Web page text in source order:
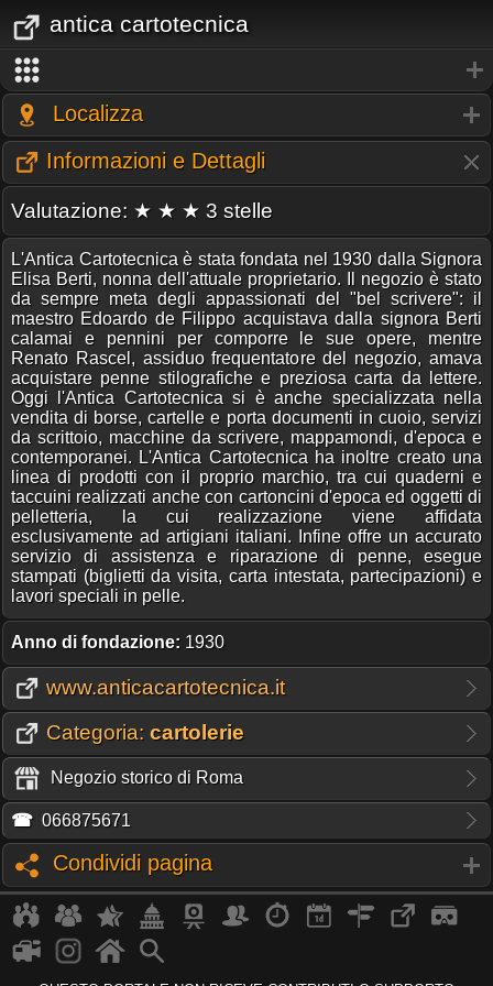
antica cartotecnica
Localizza
Informazioni e Dettagli
Valutazione: ★ ★ ★ 3 stelle
L'Antica Cartotecnica è stata fondata nel 1930 dalla Signora
Elisa Berti, nonna dell'attuale proprietario. Il negozio è stato
da sempre meta degli appassionati del "bel scrivere": il
maestro Edoardo de Filippo acquistava dalla signora Berti
calamai e pennini per comporre le sue opere, mentre
Renato Rascel, assiduo frequentatore del negozio, amava
acquistare penne stilografiche e preziosa carta da lettere.
Oggi l'Antica Cartotecnica si è anche specializzata nella
vendita di borse, cartelle e porta documenti in cuoio, servizi
da scrittoio, macchine da scrivere, mappamondi, d'epoca e
contemporanei. L'Antica Cartotecnica ha inoltre creato una
linea di prodotti con il proprio marchio, tra cui quaderni e
taccuini realizzati anche con cartoncini d'epoca ed oggetti di
pelletteria, la cui realizzazione viene affidata
esclusivamente ad artigiani italiani. Infine offre un accurato
servizio di assistenza e riparazione di penne, esegue
stampati (biglietti da visita, carta intestata, partecipazioni) e
lavori speciali in pelle.
Anno di fondazione: 1930
www.anticacartotecnica.it
Categoria: cartolerie
Negozio storico di Roma
☎ 066875671
Condividi pagina